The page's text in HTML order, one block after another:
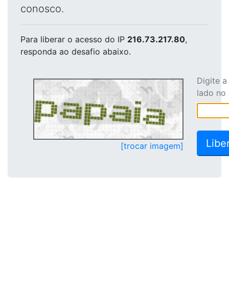
conosco.
Para liberar o acesso do IP 216.73.217.80,
responda ao desafio abaixo.
[trocar imagem]
Digite
lado no